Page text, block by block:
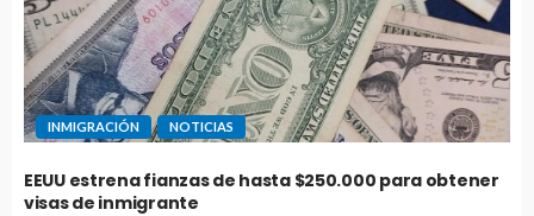
INMIGRACIÓN NOTICIAS
EEUU estrena fianzas de hasta $250.000 para obtener
visas de inmigrante